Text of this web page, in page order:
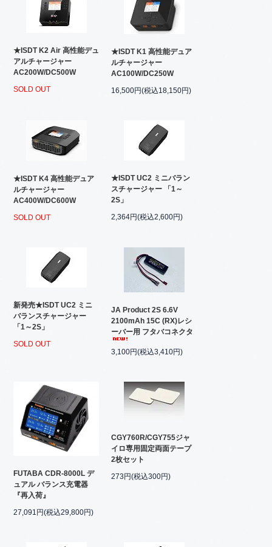
★ISDT K2 Air 高性能デュ
アルチャージャー
AC200W/DC500W
SOLD OUT
★ISDT K1 高性能デュア
ルチャージャー
AC100W/DC250W
16,500円(税込18,150円)
★ISDT K4 高性能デュア
ルチャージャー
AC400W/DC600W
SOLD OUT
★ISDT UC2 ミニバラン
スチャージャー 「1～
2S」
2,364円(税込2,600円)
新発売★ISDT UC2 ミニ
バランスチャージャー
「1～2S」
SOLD OUT
JA Product 2S 6.6V
2100mAh 15C (RX)レシ
ーバー用 フタバコネクタ
3,100円(税込3,410円)
FUTABA CDR-8000L デ
ュアル バランス充電器
『再入荷』
27,091円(税込29,800円)
CGY760R/CGY755ジャ
イロ専用固定両面テープ
2枚セット
273円(税込300円)